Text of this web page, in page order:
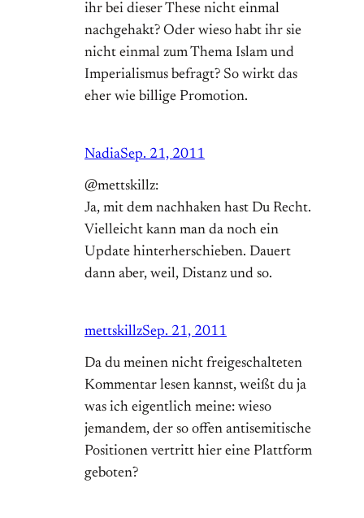
ihr bei dieser These nicht einmal
nachgehakt? Oder wieso habt ihr sie
nicht einmal zum Thema Islam und
Imperialismus befragt? So wirkt das
eher wie billige Promotion.
NadiaSep. 21, 2011
@mettskillz:
Ja, mit dem nachhaken hast Du Recht.
Vielleicht kann man da noch ein
Update hinterherschieben. Dauert
dann aber, weil, Distanz und so.
mettskillzSep. 21, 2011
Da du meinen nicht freigeschalteten
Kommentar lesen kannst, weißt du ja
was ich eigentlich meine: wieso
jemandem, der so offen antisemitische
Positionen vertritt hier eine Plattform
geboten?